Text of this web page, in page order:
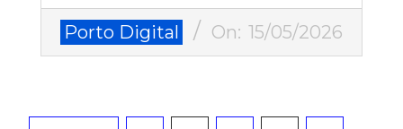
2026-
05-
Porto Digital On: 15/05/2026